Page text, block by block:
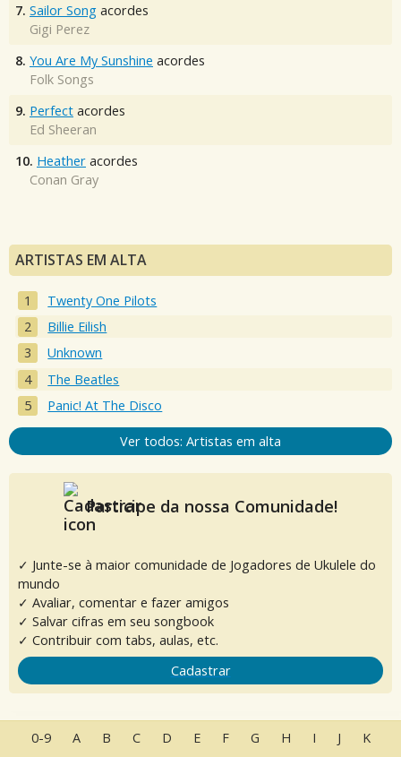
7. Sailor Song acordes
Gigi Perez
8. You Are My Sunshine acordes
Folk Songs
9. Perfect acordes
Ed Sheeran
10. Heather acordes
Conan Gray
ARTISTAS EM ALTA
Twenty One Pilots
Billie Eilish
Unknown
The Beatles
Panic! At The Disco
Ver todos: Artistas em alta
Participe da nossa Comunidade!
✓ Junte-se à maior comunidade de Jogadores de Ukulele do
mundo
✓ Avaliar, comentar e fazer amigos
✓ Salvar cifras em seu songbook
✓ Contribuir com tabs, aulas, etc.
Cadastrar
0-9 A B C D E F G H I J K